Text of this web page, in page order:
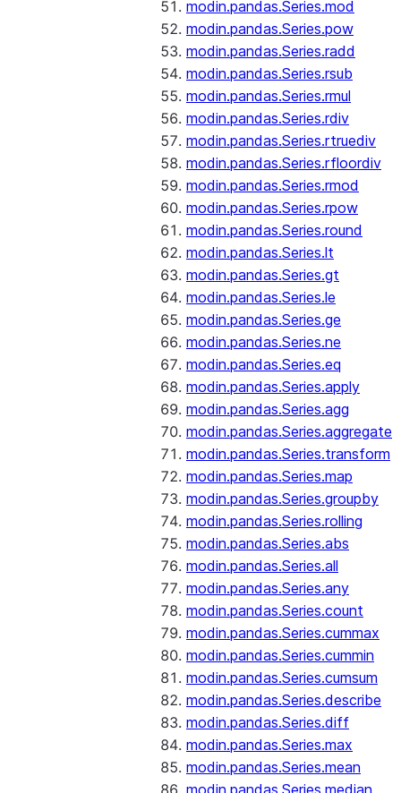
modin.pandas.Series.mod
modin.pandas.Series.pow
modin.pandas.Series.radd
modin.pandas.Series.rsub
modin.pandas.Series.rmul
modin.pandas.Series.rdiv
modin.pandas.Series.rtruediv
modin.pandas.Series.rfloordiv
modin.pandas.Series.rmod
modin.pandas.Series.rpow
modin.pandas.Series.round
modin.pandas.Series.lt
modin.pandas.Series.gt
modin.pandas.Series.le
modin.pandas.Series.ge
modin.pandas.Series.ne
modin.pandas.Series.eq
modin.pandas.Series.apply
modin.pandas.Series.agg
modin.pandas.Series.aggregate
modin.pandas.Series.transform
modin.pandas.Series.map
modin.pandas.Series.groupby
modin.pandas.Series.rolling
modin.pandas.Series.abs
modin.pandas.Series.all
modin.pandas.Series.any
modin.pandas.Series.count
modin.pandas.Series.cummax
modin.pandas.Series.cummin
modin.pandas.Series.cumsum
modin.pandas.Series.describe
modin.pandas.Series.diff
modin.pandas.Series.max
modin.pandas.Series.mean
modin.pandas.Series.median